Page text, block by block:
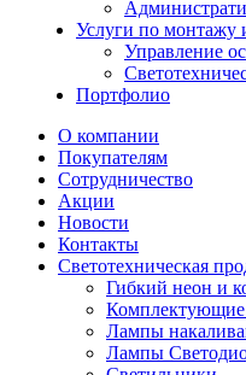
Услуги по монтажу
Управление
Портфолио
О компании
Покупателям
Сотрудничество
Акции
Новости
Контакты
Светотехническая
Гибкий неон и
Комплектующие
Лампы
Лампы